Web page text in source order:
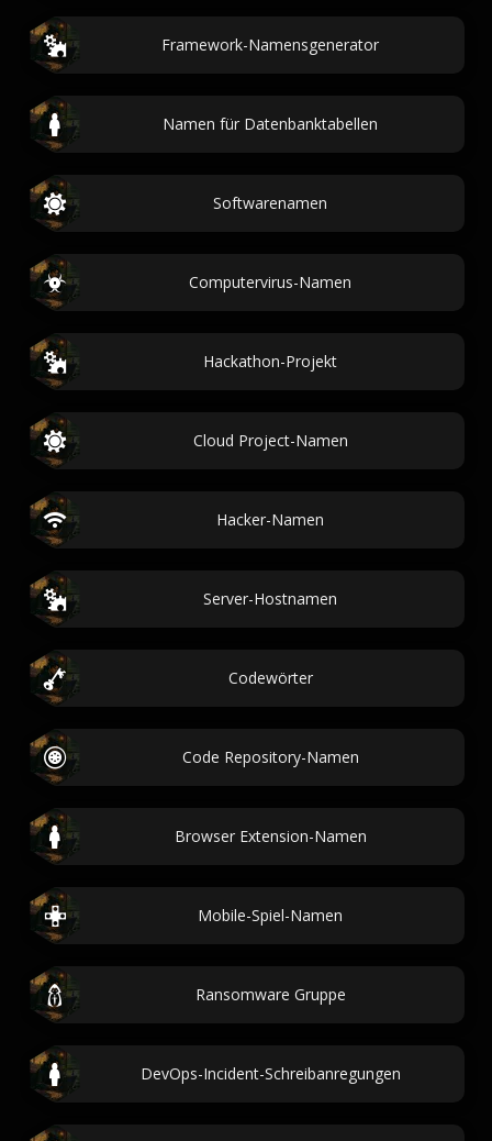
Framework-Namensgenerator
Namen für Datenbanktabellen
Softwarenamen
Computervirus-Namen
Hackathon-Projekt
Cloud Project-Namen
Hacker-Namen
Server-Hostnamen
Codewörter
Code Repository-Namen
Browser Extension-Namen
Mobile-Spiel-Namen
Ransomware Gruppe
DevOps-Incident-Schreibanregungen